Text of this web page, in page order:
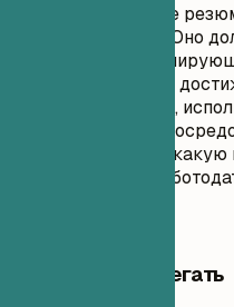
Профессиональное
самопрезентация. Оно
предложений,
навыки и основные
описание вакансии,
ключевые слова.
вас уникальным, и
потенциальным
Чего лучше избегать